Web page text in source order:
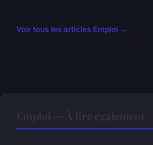
Voir tous les articles Emploi →